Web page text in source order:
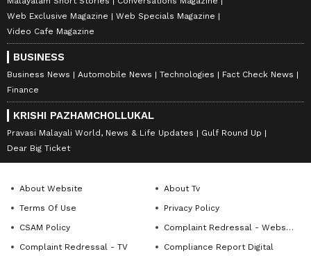
Web Exclusive Magazine
Web Specials Magazine
Video Cafe Magazine
BUSINESS
Business News Automobile News Technologies
Fact Check News
Finance
KRISHI PAZHAMCHOLLUKAL
Pravasi Malayali World, News & Life Updates
Gulf Round Up
Dear Big Ticket
About Website
About Tv
Terms Of Use
Privacy Policy
CSAM Policy
Complaint Redressal - Website
Complaint Redressal - TV
Compliance Report Digital